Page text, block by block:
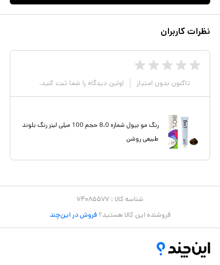
نظرات کاربران
تاکنون بدون امتیاز اولین دیدگاه را شما ثبت کنید.
رنگ مو بیول شماره 8.0 حجم 100 میلی لیتر رنگ بلوند
طبیعی روشن
شناسه کالا : ۷۴۰۸۵۵۷۷
فروشنده این کالا هستید؟ فروش در این‌چند